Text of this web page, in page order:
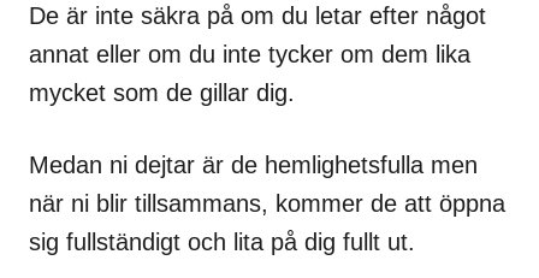
De är inte säkra på om du letar efter något
annat eller om du inte tycker om dem lika
mycket som de gillar dig.
Medan ni dejtar är de hemlighetsfulla men
när ni blir tillsammans, kommer de att öppna
sig fullständigt och lita på dig fullt ut.